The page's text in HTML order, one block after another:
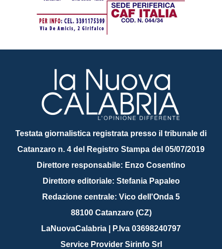
Testata giornalistica registrata presso il tribunale di
Catanzaro n. 4 del Registro Stampa del 05/07/2019
Direttore responsabile: Enzo Cosentino
Direttore editoriale: Stefania Papaleo
Redazione centrale: Vico dell'Onda 5
88100 Catanzaro (CZ)
LaNuovaCalabria | P.Iva 03698240797
Service Provider Sirinfo Srl